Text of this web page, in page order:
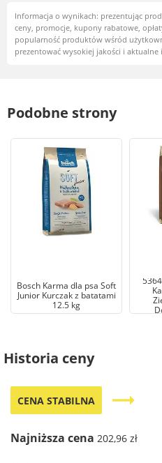
Informacja o wynikach: prezentując
ceny, promocje, kupony rabatowe,
popularność produktów wśród
prezentować wysokiej jakości i aktualne
Podobne strony
Bosch Karma dla psa Soft
Junior Kurczak z batatami
12.5 kg
Historia ceny
CENA STABILNA trending_flat
Najniższa cena 202,96 zł